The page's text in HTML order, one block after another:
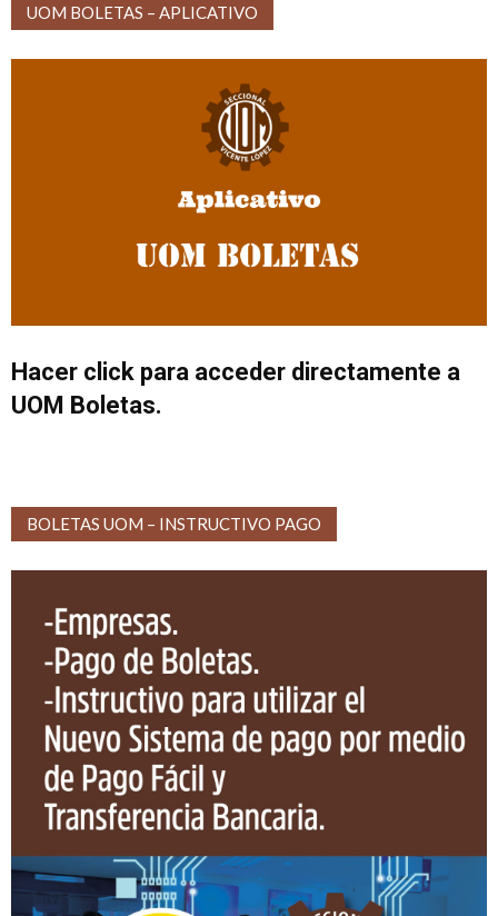
UOM BOLETAS – APLICATIVO
Hacer click para acceder directamente a
UOM Boletas.
BOLETAS UOM – INSTRUCTIVO PAGO